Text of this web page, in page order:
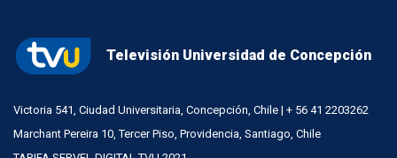
Televisión Universidad de Concepción
Victoria 541, Ciudad Universitaria, Concepción, Chile | + 56 41 2203262
Marchant Pereira 10, Tercer Piso, Providencia, Santiago, Chile